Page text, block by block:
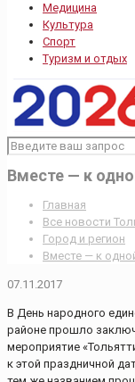
Медицина
Культура
Спорт
Туризм и отдых
Вместе — к
Главная
Все новости
Город и регион
Вместе — к
07.11.2017
В День народного
районе прошло
мероприятие
к этой праздничной